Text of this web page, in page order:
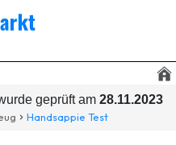
geprüft am 28.11.2023
Handsappie Test